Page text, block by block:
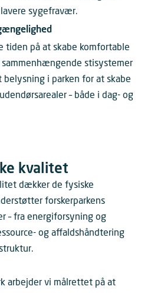
sygefravær.
tiden på at skabe komfortable
sammenhængende stisystemer
i parken for at skabe
– både i dag- og
kvalitet
dækker de fysiske
forskerparkens
– fra energiforsyning og
og affaldshåndtering
arbejder vi målrettet på at